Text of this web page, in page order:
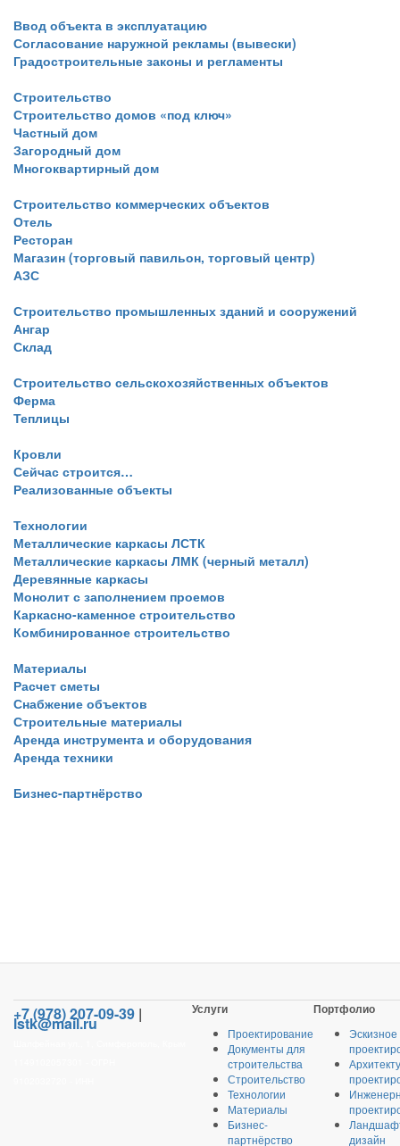
Ввод объекта в эксплуатацию
Согласование наружной рекламы (вывески)
Градостроительные законы и регламенты
Строительство
Строительство домов «под ключ»
Частный дом
Загородный дом
Многоквартирный дом
Строительство коммерческих объектов
Отель
Ресторан
Магазин (торговый павильон, торговый центр)
АЗС
Строительство промышленных зданий и сооружений
Ангар
Склад
Строительство сельскохозяйственных объектов
Ферма
Теплицы
Кровли
Сейчас строится…
Реализованные объекты
Технологии
Металлические каркасы ЛСТК
Металлические каркасы ЛМК (черный металл)
Деревянные каркасы
Монолит с заполнением проемов
Каркасно-каменное строительство
Комбинированное строительство
Материалы
Расчет сметы
Снабжение объектов
Строительные материалы
Аренда инструмента и оборудования
Аренда техники
Бизнес-партнёрство
+7 (978) 207-09-39 |
lstk@mail.ru
Услуги
Проектирование
Документы для
строительства
Строительство
Технологии
Материалы
Бизнес-
партнёрство
Портфолио
Эскизное
дизайн